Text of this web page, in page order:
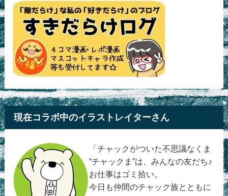
現在コラボ中のイラストレイターさん
「チャックがついた不思議なくま
“チャックま”は、みんなの友だち♪
お仕事はゴミ拾い。
今日も仲間のチャック族とともに